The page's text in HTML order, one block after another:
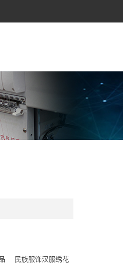
花机,墙布绣花机,沙发绣花机,激光绣花
民族服饰汉服绣花